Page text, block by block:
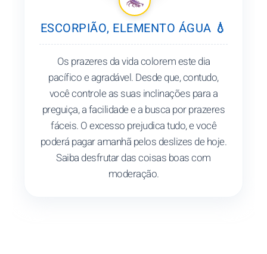
ESCORPIÃO, ELEMENTO ÁGUA 💧
Os prazeres da vida colorem este dia
pacífico e agradável. Desde que, contudo,
você controle as suas inclinações para a
preguiça, a facilidade e a busca por prazeres
fáceis. O excesso prejudica tudo, e você
poderá pagar amanhã pelos deslizes de hoje.
Saiba desfrutar das coisas boas com
moderação.